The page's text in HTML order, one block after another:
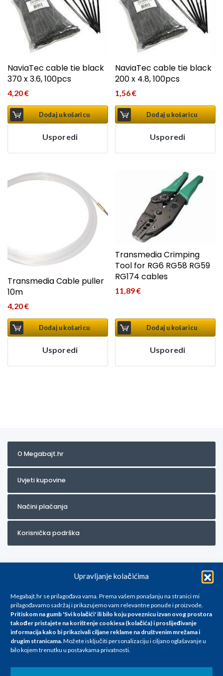
Upravljanje kolačićima
Megabajt.hr se prilagođava vama. Prema vašem ponašanju na stranici mi
prilagođavamo sadržaj i prikazujemo vam relevantne ponude i proizvode.
Pritiskom na gumb 'Svi kolačići' ili bilo koju poveznicu izvan ovog prostora
također pristajete na korištenje cookiesa (kolačića) i proslijeđivanje
informacija kako bi prikazivali ciljane reklame na društvenim mrežama i
drugim stranicama.Možete isključiti personalizaciju i ciljano oglašavanje u
bilo kojem trenutku u postavkama privatnosti.
NaviaTec cable tie black
370 x 3.6, 100pcs
4,20€
Dodaj u košaricu
Usporedi
NaviaTec cable tie black
200 x 4.8, 100pcs
1,56€
Dodaj u košaricu
Usporedi
Transmedia Cable puller
10m
4,20€
Dodaj u košaricu
Usporedi
Transmedia Crimping
Tool for RG6 RG58 RG59
RG174 cables
11,89€
Dodaj u košaricu
Usporedi
O Megabajt.hr
Uvjeti kupovine
Načini plaćanja
Korisnička podrška
Za artikle kojih trenutno nema u ponudi obratite nam se na
info@megabajt.hr. Sve cijene su informativnog karaktera i podložne su
promjenama, a
iskazane su za avansno plaćanje(gotovina) u Eurima i uključuju PDV. Sve
se razlikovati od cijena u našim poslovnicama. Trudimo se dati što bolji